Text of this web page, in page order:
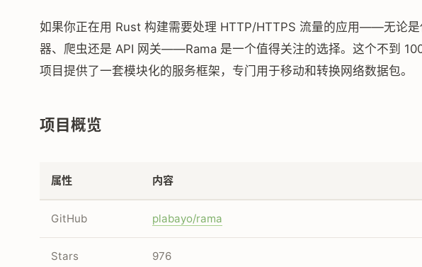
如果你正在用 Rust 构建需要处理 HTTP/HTTPS 流量的应用——无论是
器、爬虫还是 API 网关——Rama 是一个值得关注的选择。这个不到
项目提供了一套模块化的服务框架，专门用于移动和转换网络数据包。
项目概览
属性 内容
GitHub plabayo/rama
Stars 976